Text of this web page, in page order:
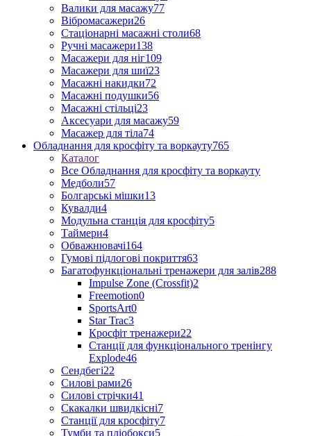
Валики для масажу77
Вібромасажери26
Стаціонарні масажні столи68
Ручні масажери138
Масажери для ніг109
Масажери для шиї23
Масажні накидки72
Масажні подушки56
Масажні стільці23
Аксесуари для масажу59
Масажер для тіла74
Обладнання для кросфіту та воркауту765
Каталог
Все Обладнання для кросфіту та воркауту
Медболи57
Болгарські мішки13
Кувалди4
Модульна станція для кросфіту5
Таймери4
Обважнювачі164
Гумові підлогові покриття63
Багатофункціональні тренажери для залів288
Impulse Zone (Crossfit)2
Freemotion0
SportsArt0
Star Trac3
Кросфіт тренажери22
Станції для функціонального тренінгу
Explode46
Сендбегі22
Силові рами26
Силові стрічки41
Скакалки швидкісні7
Станції для кросфіту7
Тумби та пліобокси5